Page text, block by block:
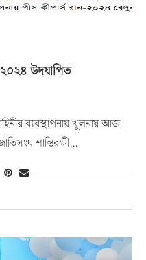
২০২৪ উদযাপিত
ব্যবস্থাপনায় খুলনায় আজ
শান্তিরক্ষী…